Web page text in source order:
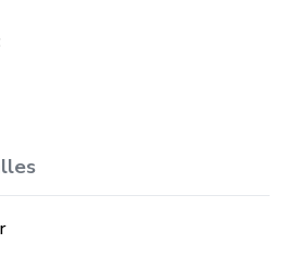
con poca inversión.
inversión y muy rentable.
familia en fechas especiales.